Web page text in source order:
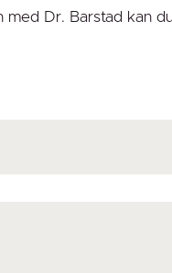
med Dr. Barstad kan